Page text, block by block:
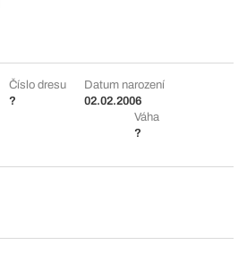
Číslo dresu
?
Datum narození
02.02.2006
Váha
?